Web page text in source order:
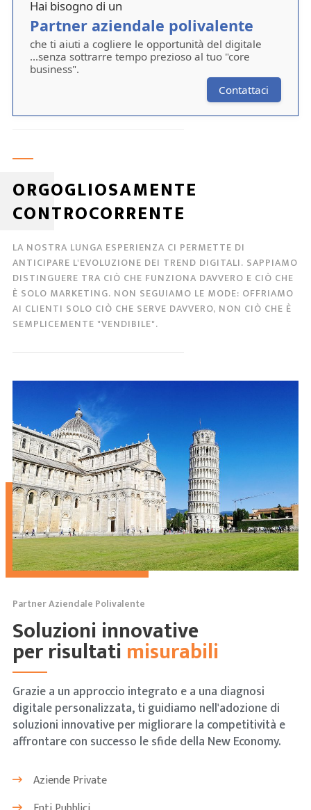
Hai bisogno di un
Partner aziendale polivalente
che ti aiuti a cogliere le opportunità del digitale
...senza sottrarre tempo prezioso al tuo "core
business".
Contattaci
ORGOGLIOSAMENTE
CONTROCORRENTE
LA NOSTRA LUNGA ESPERIENZA CI PERMETTE DI
ANTICIPARE L'EVOLUZIONE DEI TREND DIGITALI. SAPPIAMO
DISTINGUERE TRA CIÒ CHE FUNZIONA DAVVERO E CIÒ CHE
È SOLO MARKETING. NON SEGUIAMO LE MODE: OFFRIAMO
AI CLIENTI SOLO CIÒ CHE SERVE DAVVERO, NON CIÒ CHE È
SEMPLICEMENTE "VENDIBILE".
Partner Aziendale Polivalente
Soluzioni innovative
per risultati misurabili
Grazie a un approccio integrato e a una diagnosi
digitale personalizzata, ti guidiamo nell'adozione di
soluzioni innovative per migliorare la competitività e
affrontare con successo le sfide della New Economy.
Aziende Private